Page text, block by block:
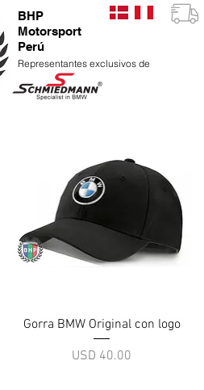
BHP
Motorsport
Perú
Representantes exclusivos de
Vista rápida
Gorra BMW Original con logo
Precio
USD 40.00